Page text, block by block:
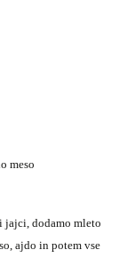
meso
jajci, dodamo mleto
ajdo in potem vse